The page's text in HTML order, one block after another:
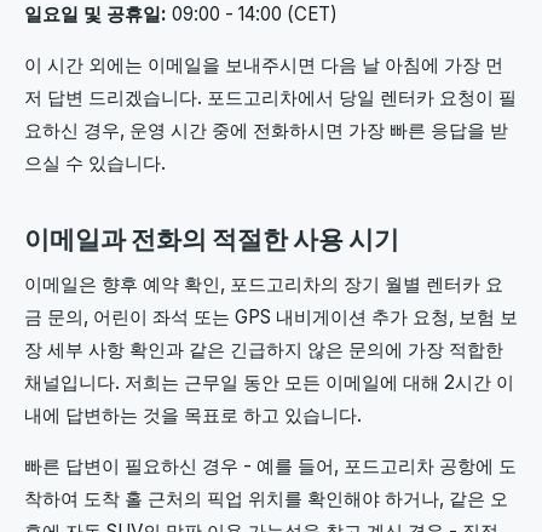
일요일 및 공휴일: 09:00 - 14:00 (CET)
이 시간 외에는 이메일을 보내주시면 다음 날 아침에 가장 먼
저 답변 드리겠습니다. 포드고리차에서 당일 렌터카 요청이 필
요하신 경우, 운영 시간 중에 전화하시면 가장 빠른 응답을 받
으실 수 있습니다.
이메일과 전화의 적절한 사용 시기
이메일은 향후 예약 확인, 포드고리차의 장기 월별 렌터카 요
금 문의, 어린이 좌석 또는 GPS 내비게이션 추가 요청, 보험 보
장 세부 사항 확인과 같은 긴급하지 않은 문의에 가장 적합한
채널입니다. 저희는 근무일 동안 모든 이메일에 대해 2시간 이
내에 답변하는 것을 목표로 하고 있습니다.
빠른 답변이 필요하신 경우 - 예를 들어, 포드고리차 공항에 도
착하여 도착 홀 근처의 픽업 위치를 확인해야 하거나, 같은 오